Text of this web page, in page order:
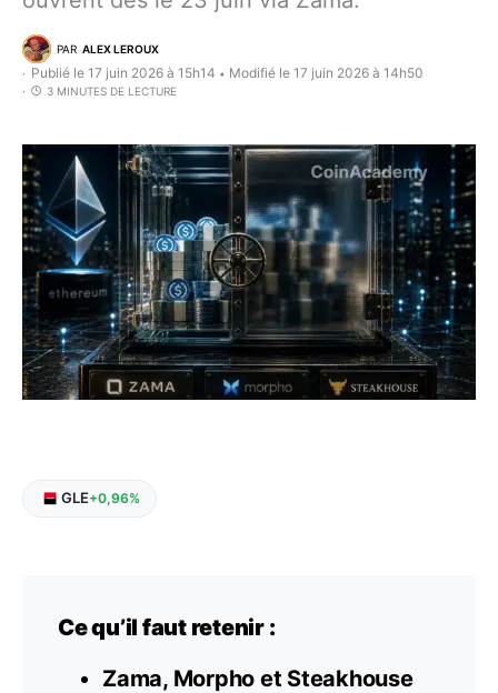
PAR ALEX LEROUX
Publié le 17 juin 2026 à 15h14 • Modifié le 17 juin 2026 à 14h50
3 MINUTES DE LECTURE
GLE+0,96%
Ce qu’il faut retenir :
Zama, Morpho et Steakhouse